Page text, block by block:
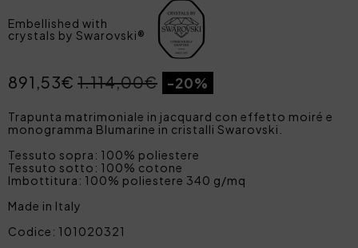
Embellished with
crystals by Swarovski®
891,53€ 1.114,00€ -20%
Trapunta matrimoniale in jacquard con effetto moiré e
monogramma Blumarine in cristalli Swarovski.
Tessuto sopra: 100% poliestere
Tessuto sotto: 100% cotone
Imbottitura: 100% poliestere 340 g/mq
Made in Italy
Codice: 101020321